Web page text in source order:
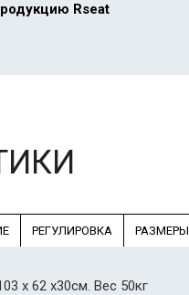
Rseat
РЕГУЛИРОВКА РАЗМЕРЫ
x 62 x30см. Вес 50кг